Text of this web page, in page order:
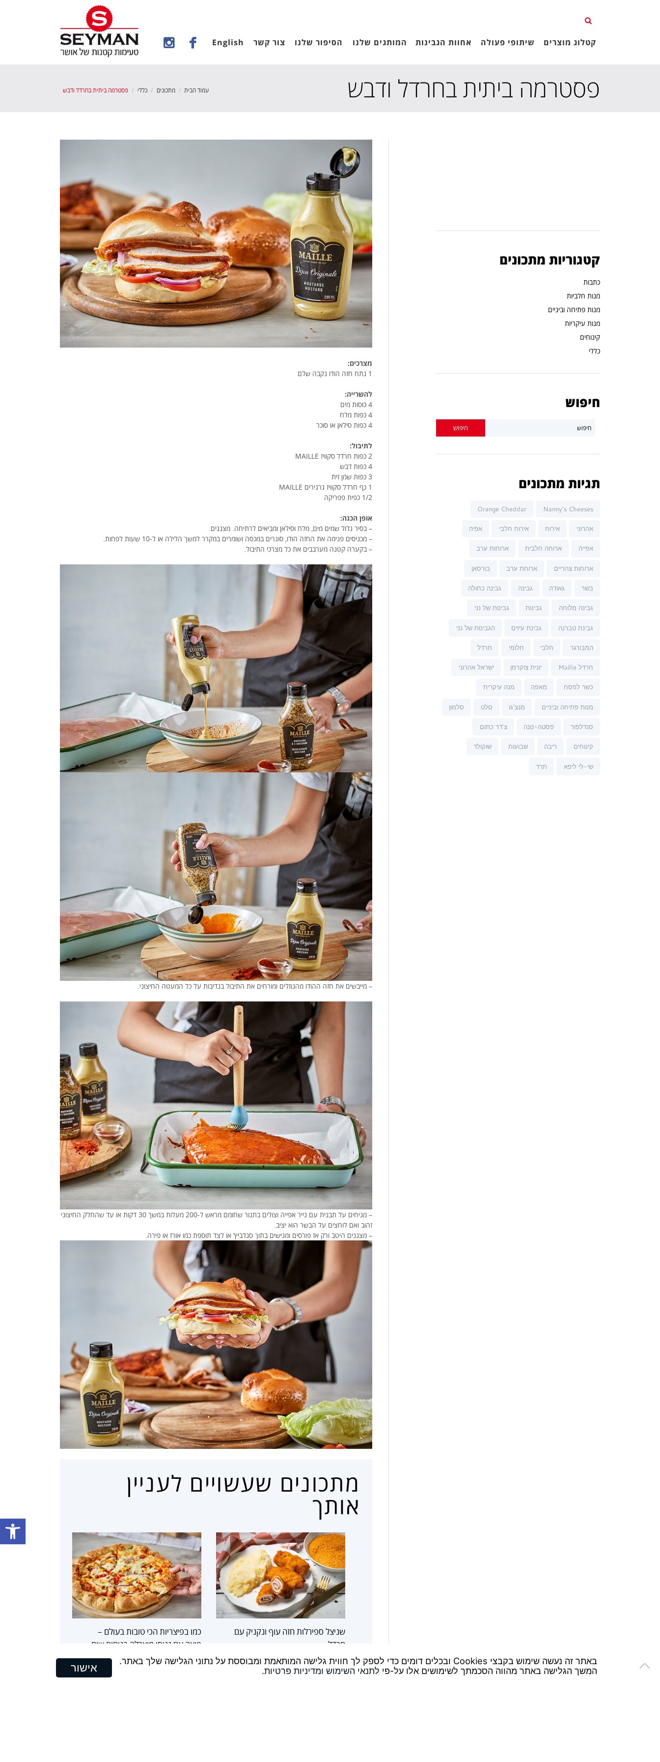
פתח סרגל נגישות
קטלוג מוצרים שיתופי פעולה אחוות הגבינות המותגים שלנו הסיפור שלנו צור קשר English
פסטרמה ביתית בחרדל ודבש עמוד הבית מתכונים כללי פסטרמה ביתית בחרדל ודבש
מצרכים:
1 נתח חזה הודו נקבה שלם
להשרייה:
4 כוסות מים
4 כפות מלח
4 כפות סילאן או סוכר
לתיבול:
2 כפות חרדל סקוויז MAILLE
4 כפות דבש
3 כפות שמן זית
1 כף חרדל סקוויז גרגירים MAILLE
1/2 כפית פפריקה
אופן הכנה:
– בסיר גדול שמים מים, מלח וסילאן ומביאים לרתיחה. מצננים.
– מכניסים פנימה את החזה הודו, סוגרים במכסה ושומרים במקרר למשך הלילה או ל-10 שעות לפחות.
– בקערה קטנה מערבבים את כל מצרכי התיבול.
– מייבשים את חזה ההודו מהנוזלים ומורחים את התיבול בנדיבות על כל המעטה החיצוני.
– מניחים על תבנית עם נייר אפייה וצולים בתנור שחומם מראש ל-200 מעלות במשך 30 דקות או עד שהחלק החיצוני
זהוב ואם לוחצים על הבשר הוא יציב.
– מצננים היטב ורק אז פורסים ומגישים בתוך סנדביץ’ או לצד תוספת כמו אורז או פירה.
מתכונים שעשויים לעניין
אותך
שניצל ספירלות חזה עוף ונקניק עם
חרדל
כמו בפיצריות הכי טובות בעולם –
פיצה עם נגיסי מוצרלה בניחוח שום
קטגוריות מתכונים
כתבות
מנות חלביות
מנות פתיחה וביניים
מנות עיקריות
קינוחים
כללי
חיפוש
תגיות מתכונים
Nanny’s Cheeses
Orange Cheddar
אהרוני אירוח אירוח חלבי אפיה
אפייה ארוחה חלבית ארוחות ערב
ארוחות צהריים ארוחת ערב בורסאן
בשר גאודה גבינה גבינה כחולה
גבינה מלוחה גבינות גבינות של נני
גבינת טברנה גבינת עיזים הגבינות של נני
המבורגר חלבי חלומי חרדל
חרדל Maille יונית צוקרמן ישראל אהרוני
כשר לפסח מאפה מנה עיקרית
מנות פתיחה וביניים מנצ'גו סלט סלמון
סנדלפור פסטה-נונה צ'דר כתום
קינוחים ריבה שבועות שוקולד
שי-לי ליפא תרד
באתר זה נעשה שימוש בקבצי Cookies ובכלים דומים כדי לספק לך חווית גלישה המותאמת ומבוססת על נתוני הגלישה שלך באתר.
המשך הגלישה באתר מהווה הסכמתך לשימושים אלו על-פי לתנאי השימוש ומדיניות פרטיות. אישור